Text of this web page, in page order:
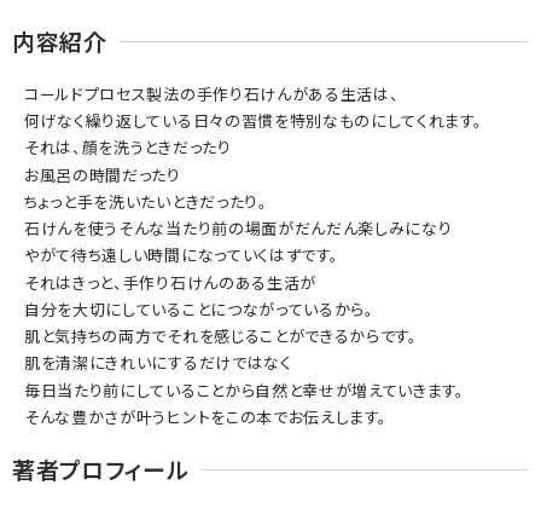
内容紹介
コールドプロセス製法の手作り石けんがある生活は、
何げなく繰り返している日々の習慣を特別なものにしてくれます。
それは、顔を洗うときだったり
お風呂の時間だったり
ちょっと手を洗いたいときだったり。
石けんを使うそんな当たり前の場面がだんだん楽しみになり
やがて待ち遠しい時間になっていくはずです。
それはきっと、手作り石けんのある生活が
自分を大切にしていることにつながっているから。
肌と気持ちの両方でそれを感じることができるからです。
肌を清潔にきれいにするだけではなく
毎日当たり前にしていることから自然と幸せが増えていきます。
そんな豊かさが叶うヒントをこの本でお伝えします。
著者プロフィール